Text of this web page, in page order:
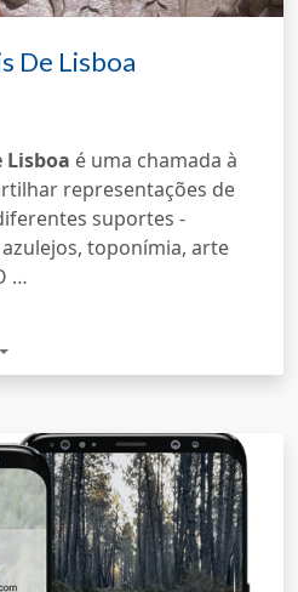
De Lisboa
Lisboa é uma chamada à
representações de
suportes -
toponímia, arte
…